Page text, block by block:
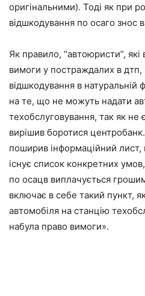
оригінальними). Тоді як при
відшкодування по осаго знос
Як правило, “автоюристи”,
вимоги у постраждалих в дтп,
відшкодування в
на те, що не можуть надати
техобслуговування, так як
вирішив боротися
поширив інформаційний
існує список конкретних
по осацв виплачується
включає в себе такий пункт,
автомобіля на станцію
набула право вимоги».